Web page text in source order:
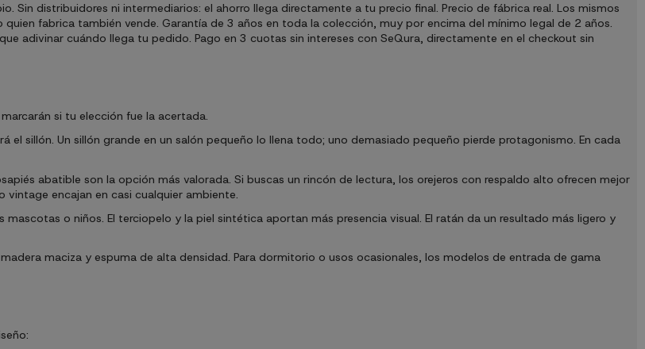
Sin distribuidores ni intermediarios: el ahorro llega directamente a tu precio final. Precio de fábrica real. Los mismos
fabrica también vende. Garantía de 3 años en toda la colección, muy por encima del mínimo legal de 2 años.
adivinar cuándo llega tu pedido. Pago en 3 cuotas sin intereses con SeQura, directamente en el checkout sin
si tu elección fue la acertada.
sillón. Un sillón grande en un salón pequeño lo llena todo; uno demasiado pequeño pierde protagonismo. En cada
abatible son la opción más valorada. Si buscas un rincón de lectura, los orejeros con respaldo alto ofrecen mejor
encajan en casi cualquier ambiente.
o niños. El terciopelo y la piel sintética aportan más presencia visual. El ratán da un resultado más ligero y
maciza y espuma de alta densidad. Para dormitorio o usos ocasionales, los modelos de entrada de gama